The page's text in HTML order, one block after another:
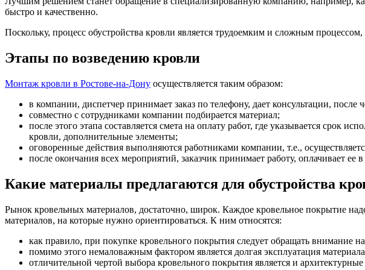
быстро и качественно.
Поскольку, процесс обустройства кровли является трудоемким и сложным
Этапы по возведению кровли
Монтаж кровли в Ростове-на-Дону осуществляется таким образом:
в компании, диспетчер принимает заказ по телефону, дает консультации, после
совместно с сотрудниками компании подбирается материал;
после этого этапа составляется смета на оплату работ, где указывается срок
кровли, дополнительные элементы;
оговоренные действия выполняются работниками компании, т.е.,
после окончания всех мероприятий, заказчик принимает работу, оплачивает ее
Какие материалы предлагаются для обустройства
Рынок кровельных материалов, достаточно, широк. Каждое кровельное покрытие
материалов, на которые нужно ориентироваться. К ним относятся:
как правило, при покупке кровельного покрытия следует обращать внимание
помимо этого немаловажным фактором является долгая эксплуатация
отличительной чертой выбора кровельного покрытия является и